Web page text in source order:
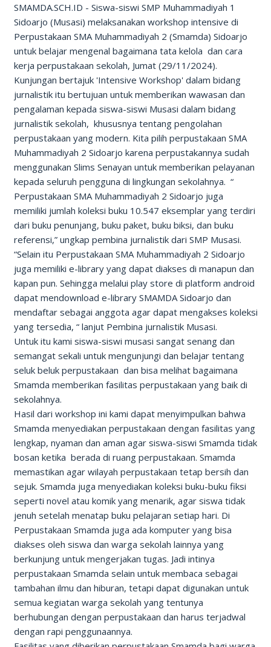
SMAMDA.SCH.ID - Siswa-siswi SMP Muhammadiyah 1
Sidoarjo (Musasi) melaksanakan workshop intensive di
Perpustakaan SMA Muhammadiyah 2 (Smamda) Sidoarjo
untuk belajar mengenal bagaimana tata kelola dan cara
kerja perpustakaan sekolah, Jumat (29/11/2024).
Kunjungan bertajuk 'Intensive Workshop' dalam bidang
jurnalistik itu bertujuan untuk memberikan wawasan dan
pengalaman kepada siswa-siswi Musasi dalam bidang
jurnalistik sekolah, khususnya tentang pengolahan
perpustakaan yang modern. Kita pilih perpustakaan SMA
Muhammadiyah 2 Sidoarjo karena perpustakannya sudah
menggunakan Slims Senayan untuk memberikan pelayanan
kepada seluruh pengguna di lingkungan sekolahnya. “
Perpustakaan SMA Muhammadiyah 2 Sidoarjo juga
memiliki jumlah koleksi buku 10.547 eksemplar yang terdiri
dari buku penunjang, buku paket, buku biksi, dan buku
referensi,” ungkap pembina jurnalistik dari SMP Musasi.
“Selain itu Perpustakaan SMA Muhammadiyah 2 Sidoarjo
juga memiliki e-library yang dapat diakses di manapun dan
kapan pun. Sehingga melalui play store di platform android
dapat mendownload e-library SMAMDA Sidoarjo dan
mendaftar sebagai anggota agar dapat mengakses koleksi
yang tersedia, “ lanjut Pembina jurnalistik Musasi.
Untuk itu kami siswa-siswi musasi sangat senang dan
semangat sekali untuk mengunjungi dan belajar tentang
seluk beluk perpustakaan dan bisa melihat bagaimana
Smamda memberikan fasilitas perpustakaan yang baik di
sekolahnya.
Hasil dari workshop ini kami dapat menyimpulkan bahwa
Smamda menyediakan perpustakaan dengan fasilitas yang
lengkap, nyaman dan aman agar siswa-siswi Smamda tidak
bosan ketika berada di ruang perpustakaan. Smamda
memastikan agar wilayah perpustakaan tetap bersih dan
sejuk. Smamda juga menyediakan koleksi buku-buku fiksi
seperti novel atau komik yang menarik, agar siswa tidak
jenuh setelah menatap buku pelajaran setiap hari. Di
Perpustakaan Smamda juga ada komputer yang bisa
diakses oleh siswa dan warga sekolah lainnya yang
berkunjung untuk mengerjakan tugas. Jadi intinya
perpustakaan Smamda selain untuk membaca sebagai
tambahan ilmu dan hiburan, tetapi dapat digunakan untuk
semua kegiatan warga sekolah yang tentunya
berhubungan dengan perpustakaan dan harus terjadwal
dengan rapi penggunaannya.